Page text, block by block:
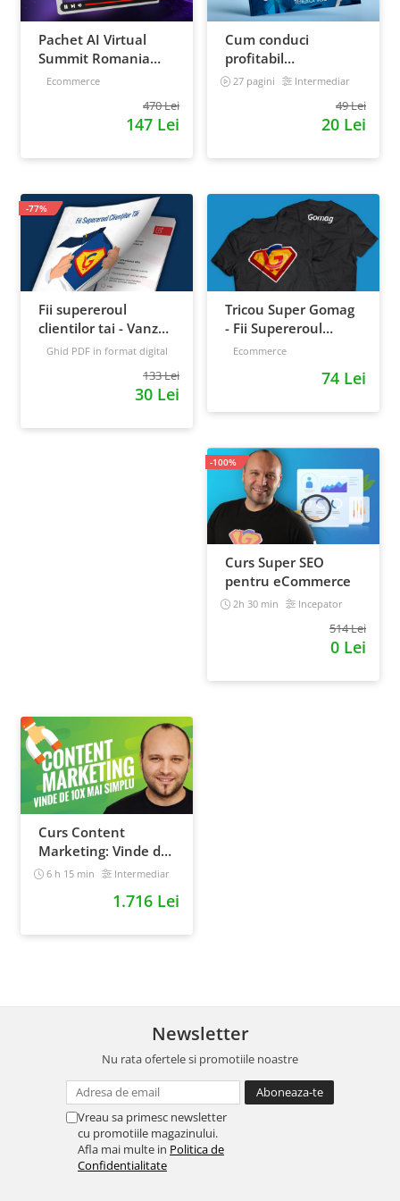
Pachet AI Virtual
Summit Romania
2026: inregistrari +
Ecommerce
470 Lei
147 Lei
Cum conduci
profitabil
convorbirile
27 pagini Intermediar
49 Lei
20 Lei
Fii supereroul
clientilor tai - Vanzari
pe pilot automat
Ghid PDF in format digital
133 Lei
30 Lei
-77%
Tricou Super Gomag
- Fii Supereroul
Clientilor Tai
Ecommerce
74 Lei
Curs Super SEO
pentru eCommerce
2h 30 min Incepator
514 Lei
0 Lei
-100%
Curs Content
Marketing: Vinde de
10x mai simplu
6 h 15 min Intermediar
1.716 Lei
Newsletter
Nu rata ofertele si promotiile noastre
Vreau sa primesc newsletter
cu promotiile magazinului.
Afla mai multe in Politica de
Confidentialitate